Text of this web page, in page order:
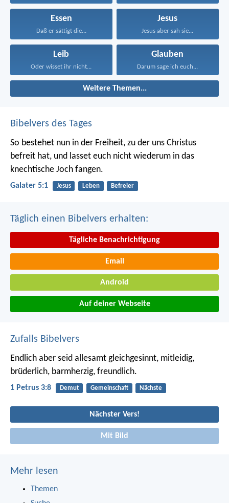
Essen
Daß er sättigt die...
Jesus
Jesus aber sah sie...
Leib
Oder wisset ihr nicht...
Glauben
Darum sage ich euch...
Weitere Themen...
Bibelvers des Tages
So bestehet nun in der Freiheit, zu der uns Christus
befreit hat, und lasset euch nicht wiederum in das
knechtische Joch fangen.
Galater 5:1 Jesus Leben Befreier
Täglich einen Bibelvers erhalten:
Tägliche Benachrichtigung
Email
Android
Auf deiner Webseite
Zufalls Bibelvers
Endlich aber seid allesamt gleichgesinnt, mitleidig,
brüderlich, barmherzig, freundlich.
1 Petrus 3:8 Demut Gemeinschaft Nächste
Nächster Vers!
Mit Bild
Mehr lesen
Themen